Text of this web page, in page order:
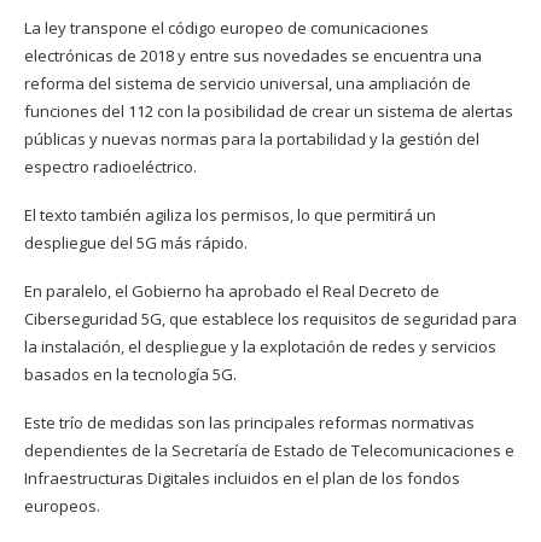
La ley transpone el código europeo de comunicaciones
electrónicas de 2018 y entre sus novedades se encuentra una
reforma del sistema de servicio universal, una ampliación de
funciones del 112 con la posibilidad de crear un sistema de alertas
públicas y nuevas normas para la portabilidad y la gestión del
espectro radioeléctrico.
El texto también agiliza los permisos, lo que permitirá un
despliegue del 5G más rápido.
En paralelo, el Gobierno ha aprobado el Real Decreto de
Ciberseguridad 5G, que establece los requisitos de seguridad para
la instalación, el despliegue y la explotación de redes y servicios
basados en la tecnología 5G.
Este trío de medidas son las principales reformas normativas
dependientes de la Secretaría de Estado de Telecomunicaciones e
Infraestructuras Digitales incluidos en el plan de los fondos
europeos.